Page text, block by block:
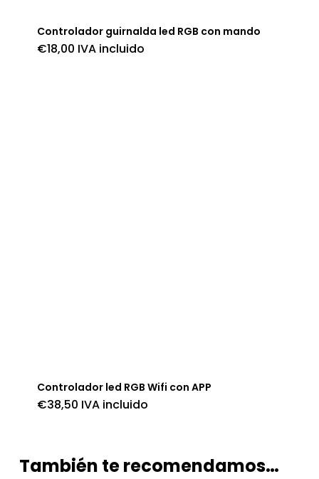
Controlador guirnalda led RGB con mando
€18,00 IVA incluido
Controlador led RGB Wifi con APP
€38,50 IVA incluido
También te recomendamos…